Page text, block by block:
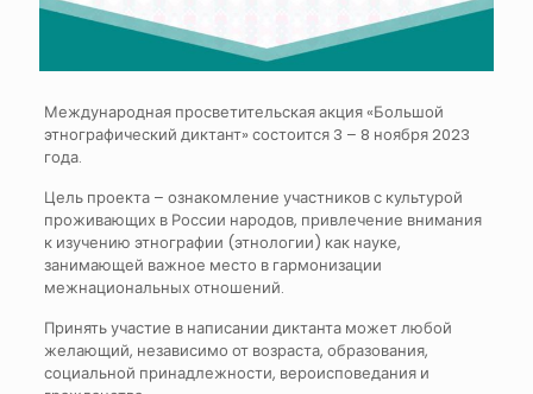
Международная просветительская акция «Большой
этнографический диктант» состоится 3 – 8 ноября 2023
года.
Цель проекта – ознакомление участников с культурой
проживающих в России народов, привлечение внимания
к изучению этнографии (этнологии) как науке,
занимающей важное место в гармонизации
межнациональных отношений.
Принять участие в написании диктанта может любой
желающий, независимо от возраста, образования,
социальной принадлежности, вероисповедания и